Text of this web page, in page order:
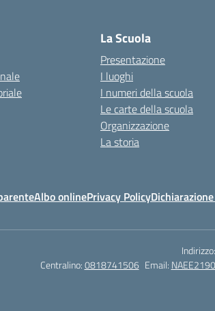
La Scuola
Presentazione
I luoghi
I numeri della scuola
Le carte della scuola
Organizzazione
La storia
Albo onlinePrivacy Policy
Indirizzo:
Centralino:0818741506 Email: